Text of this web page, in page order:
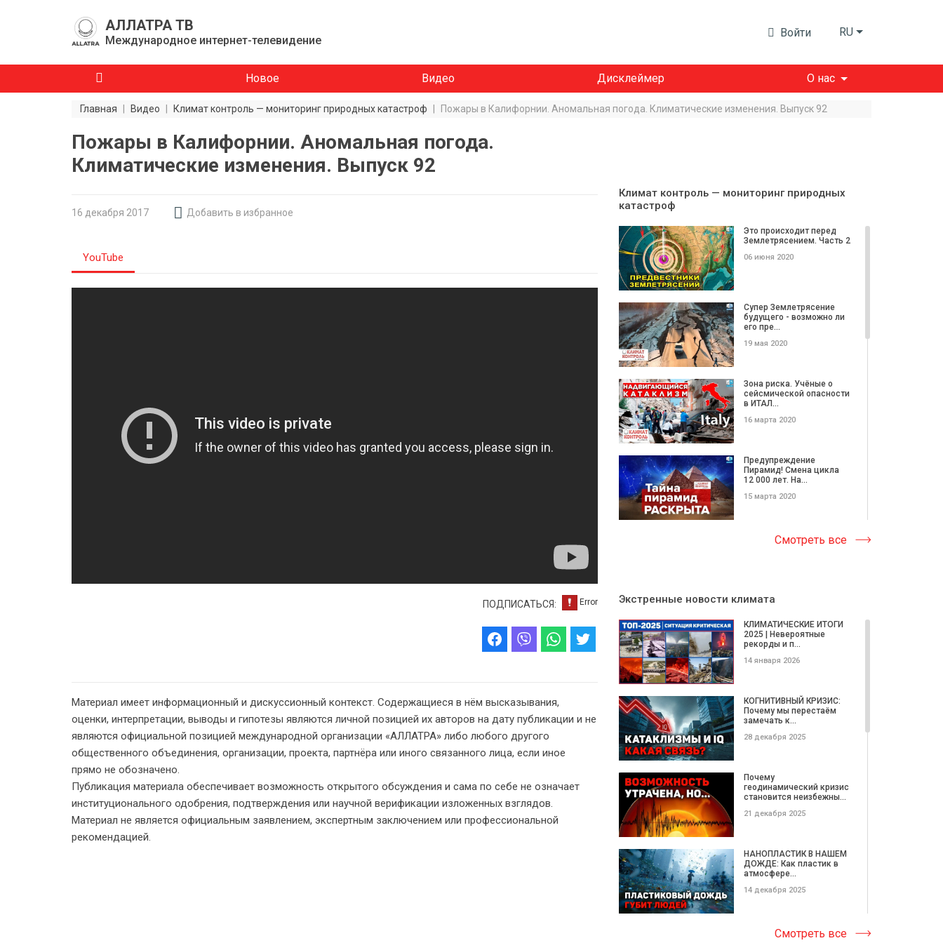
АЛЛАТРА ТВ
Международное интернет-телевидение
Войти RU
Новое Видео Дисклеймер О нас
Главная Видео Климат контроль — мониторинг природных катастроф Пожары в Калифорнии. Аномальная погода. Климатические изменения. Выпуск 92
Пожары в Калифорнии. Аномальная погода.
Климатические изменения. Выпуск 92
16 декабря 2017 Добавить в избранное
YouTube
ПОДПИСАТЬСЯ:
Материал имеет информационный и дискуссионный контекст. Содержащиеся в нём высказывания,
оценки, интерпретации, выводы и гипотезы являются личной позицией их авторов на дату публикации и не
являются официальной позицией международной организации «АЛЛАТРА» либо любого другого
общественного объединения, организации, проекта, партнёра или иного связанного лица, если иное
прямо не обозначено.
Публикация материала обеспечивает возможность открытого обсуждения и сама по себе не означает
институционального одобрения, подтверждения или научной верификации изложенных взглядов.
Материал не является официальным заявлением, экспертным заключением или профессиональной
рекомендацией.
Климат контроль — мониторинг природных
катастроф
Это происходит перед
Землетрясением. Часть 2
06 июня 2020
Супер Землетрясение
будущего - возможно ли
его пре...
19 мая 2020
Зона риска. Учёные о
сейсмической опасности
в ИТАЛ...
16 марта 2020
Предупреждение
Пирамид! Смена цикла
12 000 лет. На...
15 марта 2020
5 самых опасных
Вулканов Италии!
и их цикличность. Что
говор...
18 ноября 2019
МАГНИТНОГО ПОЛЯ
Земли. Что говоря...
26 июля 2019
Последние Новости! Что
ПРОИСХО...
23 апреля 2019
таяние ЛЕДНИКОВ! Что
говорят учен...
03 февраля 2019
СЕЙСМИЧЕСКАЯ
АКТИВНОСТЬ. Африка,
Смотреть все
Экстренные новости климата
КЛИМАТИЧЕСКИЕ ИТОГИ
2025 | Невероятные
рекорды и п...
14 января 2026
КОГНИТИВНЫЙ КРИЗИС:
Почему мы перестаём
замечать к...
28 декабря 2025
Почему
геодинамический кризис
становится неизбежны...
21 декабря 2025
НАНОПЛАСТИК В НАШЕМ
ДОЖДЕ: Как пластик в
атмосфере...
14 декабря 2025
Катастрофические
ОПОЛЗНИ этой недели |
Смотреть все